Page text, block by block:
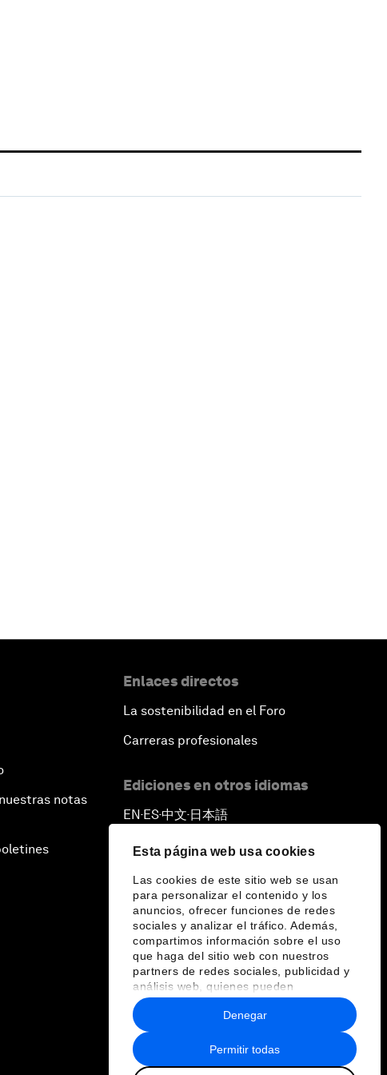
Esta página web usa cookies
Las cookies de este sitio web se usan
para personalizar el contenido y los
anuncios, ofrecer funciones de redes
sociales y analizar el tráfico. Además,
compartimos información sobre el uso
que haga del sitio web con nuestros
partners de redes sociales, publicidad y
análisis web, quienes pueden
combinarla con otra información que les
haya proporcionado o que hayan
recopilado a partir del uso que haya
hecho de sus servicios.
Permitir todas
Denegar
notas
Enlaces directos
La sostenibilidad en el Foro
Carreras profesionales
Ediciones en otros idiomas
EN ▪ ES▪中文▪ 日本語